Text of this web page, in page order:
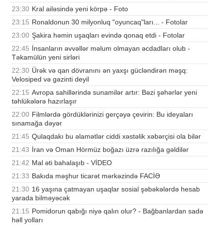
23:30 Kral ailəsində yeni körpə - Foto
23:15 Ronaldonun 30 milyonluq "oyuncaq"ları... - Fotolar
23:00 Şakira həmin uşaqları evində qonaq etdi - Fotolar
22:45 İnsanların əvvəllər məlum olmayan əcdadları olub -
Təkamülün yeni sirləri
22:30 Ürək və qan dövranını ən yaxşı gücləndirən məşq:
Velosiped və gəzinti deyil
22:15 Avropa sahillərində sunamilər artır: Bəzi şəhərlər yeni
təhlükələrə hazırlaşır
22:00 Filmlərdə gördüklərinizi gerçəyə çevirin: Bu ideyaları
sınamağa dəyər
21:45 Qulaqdakı bu əlamətlər ciddi xəstəlik xəbərçisi ola bilər
21:43 İran və Oman Hörmüz boğazı üzrə razılığa gəldilər
21:42 Mal əti bahalaşıb - VİDEO
21:33 Bakıda məşhur ticarət mərkəzində FACİƏ
21:30 16 yaşına çatmayan uşaqlar sosial şəbəkələrdə hesab
yarada bilməyəcək
21:15 Pomidorun qabığı niyə qalın olur? - Bağbanlardan sadə
həll yolları